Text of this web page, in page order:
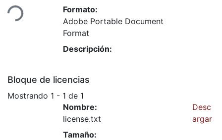
Formato:
Adobe Portable Document
Format
Descripción:
Bloque de licencias
Mostrando 1 - 1 de 1
Nombre:
license.txt
Tamaño:
Desc
argar